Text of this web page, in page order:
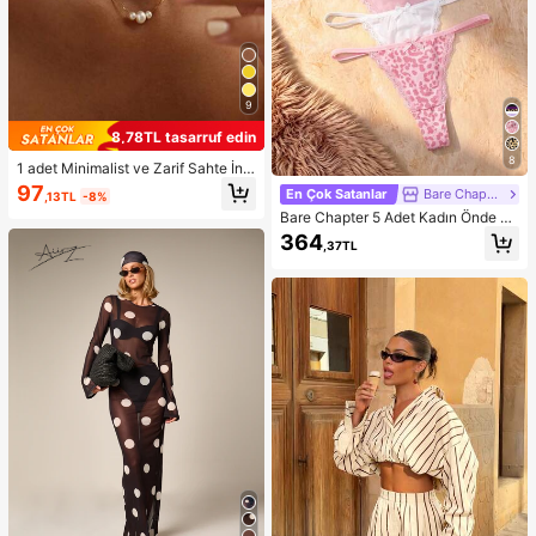
9
8,78TL tasarruf edin
1 adet Minimalist ve Zarif Sahte İnci
Kolye, Kadınların Günlük Giyimine
Uygun
97 ,13TL -8%
8
En Çok Satanlar Bare Chapter
Bare Chapter 5 Adet Kadın Önde Fi
yonklu Dantel Yama Desenli Leopar
Baskılı Tanga
364 ,37TL